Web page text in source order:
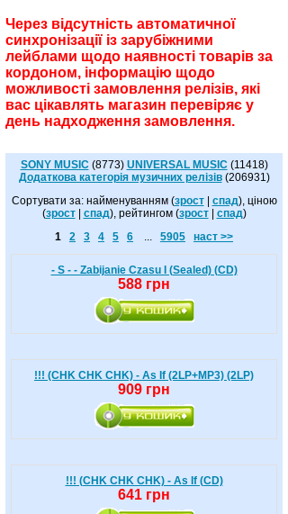
Через відсутність автоматичної
синхронізації із зарубіжними
лейблами щодо наявності товарів за
кордоном, інформацію щодо
можливості замовлення релізів, які
вас цікавлять магазин перевіряє у
день надходження замовлення.
SONY MUSIC(8773) UNIVERSAL MUSIC(11418)
Додаткова категорія музичних релізів(206931)
Сортувати за: найменуванням (зрост| спад), ціною
(зрост| спад), рейтингом (зрост| спад)
1
2 3 4 5 6 ... 5905 наст >>
- S - - Zabijanie Czasu I (Sealed) (CD)
588 грн
!!! (CHK CHK CHK) - As If (2LP+MP3) (2LP)
909 грн
!!! (CHK CHK CHK) - As If (CD)
641 грн